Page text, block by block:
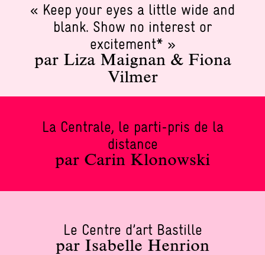
« Keep your eyes a little wide and
blank. Show no interest or
excitement* »
par Liza Maignan & Fiona
Vilmer
La Centrale, le parti-pris de la
distance
par Carin Klonowski
Le Centre d’art Bastille
par Isabelle Henrion